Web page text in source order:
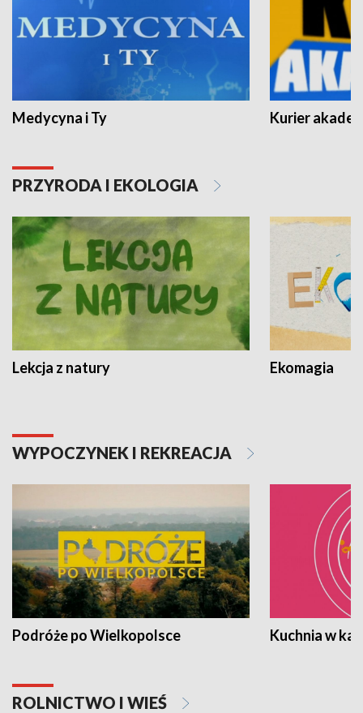
Medycyna i Ty Kurier
PRZYRODA I EKOLOGIA
Lekcja z natury Ekomagia
WYPOCZYNEK I REKREACJA
Podróże po Wielkopolsce Kuchnia w
ROLNICTWO I WIEŚ